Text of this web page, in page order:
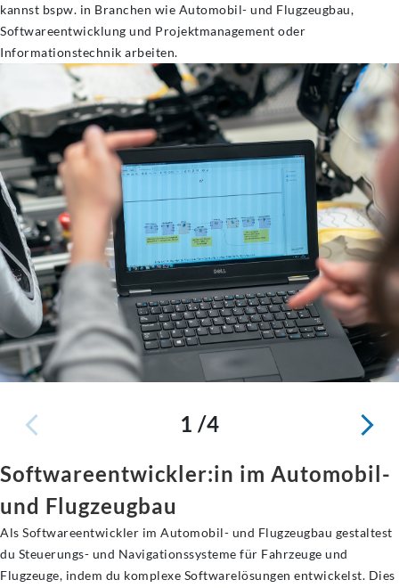
kannst bspw. in Branchen wie Automobil- und Flugzeugbau,
Softwareentwicklung und Projektmanagement oder
Informationstechnik arbeiten.
1 /4
Softwareentwickler:in im Automobil-
und Flugzeugbau
Als Softwareentwickler im Automobil- und Flugzeugbau gestaltest
du Steuerungs- und Navigationssysteme für Fahrzeuge und
Flugzeuge, indem du komplexe Softwarelösungen entwickelst. Dies